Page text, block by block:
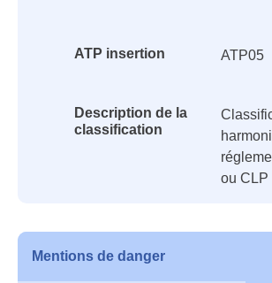
ATP insertion ATP05
Description de la
classification
ou CLP
Mentions de danger